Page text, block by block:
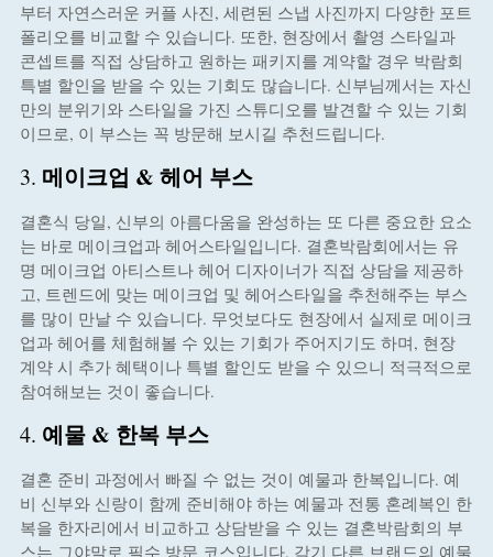
부터 자연스러운 커플 사진, 세련된 스냅 사진까지 다양한 포트
폴리오를 비교할 수 있습니다. 또한, 현장에서 촬영 스타일과
콘셉트를 직접 상담하고 원하는 패키지를 계약할 경우 박람회
특별 할인을 받을 수 있는 기회도 많습니다. 신부님께서는 자신
만의 분위기와 스타일을 가진 스튜디오를 발견할 수 있는 기회
이므로, 이 부스는 꼭 방문해 보시길 추천드립니다.
3. 메이크업 & 헤어 부스
결혼식 당일, 신부의 아름다움을 완성하는 또 다른 중요한 요소
는 바로 메이크업과 헤어스타일입니다. 결혼박람회에서는 유
명 메이크업 아티스트나 헤어 디자이너가 직접 상담을 제공하
고, 트렌드에 맞는 메이크업 및 헤어스타일을 추천해주는 부스
를 많이 만날 수 있습니다. 무엇보다도 현장에서 실제로 메이크
업과 헤어를 체험해볼 수 있는 기회가 주어지기도 하며, 현장
계약 시 추가 혜택이나 특별 할인도 받을 수 있으니 적극적으로
참여해보는 것이 좋습니다.
4. 예물 & 한복 부스
결혼 준비 과정에서 빠질 수 없는 것이 예물과 한복입니다. 예
비 신부와 신랑이 함께 준비해야 하는 예물과 전통 혼례복인 한
복을 한자리에서 비교하고 상담받을 수 있는 결혼박람회의 부
스는 그야말로 필수 방문 코스입니다. 각기 다른 브랜드의 예물